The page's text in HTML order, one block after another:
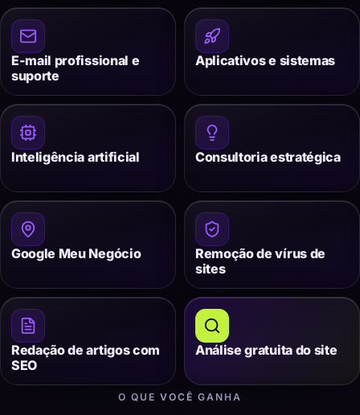
E-mail profissional e
suporte
Aplicativos e sistemas
Inteligência artificial Consultoria estratégica
Google Meu Negócio
Remoção de vírus de
sites
Redação de artigos com
SEO
Análise gratuita do site
O QUE VOCÊ GANHA